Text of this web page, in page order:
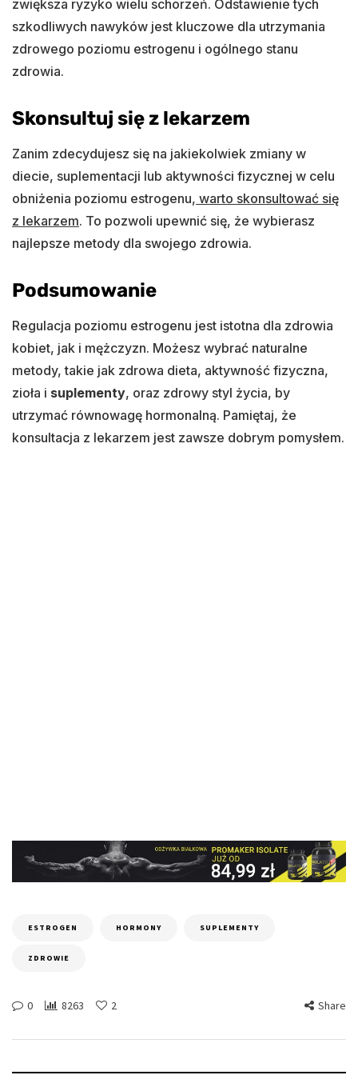
zwiększa ryzyko wielu schorzeń. Odstawienie tych
szkodliwych nawyków jest kluczowe dla utrzymania
zdrowego poziomu estrogenu i ogólnego stanu
zdrowia.
Skonsultuj się z lekarzem
Zanim zdecydujesz się na jakiekolwiek zmiany w
diecie, suplementacji lub aktywności fizycznej w celu
obniżenia poziomu estrogenu, warto skonsultować się
z lekarzem. To pozwoli upewnić się, że wybierasz
najlepsze metody dla swojego zdrowia.
Podsumowanie
Regulacja poziomu estrogenu jest istotna dla zdrowia
kobiet, jak i mężczyzn. Możesz wybrać naturalne
metody, takie jak zdrowa dieta, aktywność fizyczna,
zioła i suplementy, oraz zdrowy styl życia, by
utrzymać równowagę hormonalną. Pamiętaj, że
konsultacja z lekarzem jest zawsze dobrym pomysłem.
ESTROGEN HORMONY SUPLEMENTY
ZDROWIE
0 8263 2 Share